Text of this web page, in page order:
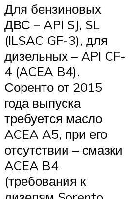
Для бензиновых
ДВС – API SJ, SL
(ILSAC GF-3), для
дизельных – API CF-
4 (ACEA B4).
Соренто от 2015
года выпуска
требуется масло
ACEA A5, при его
отсутствии – смазки
ACEA B4
(требования к